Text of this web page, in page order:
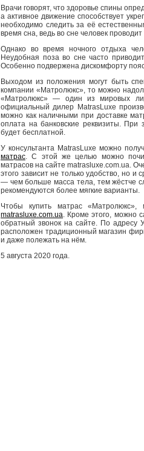
Врачи говорят, что здоровье спины
а активное движение способствует
необходимо следить за её
время сна, ведь во сне человек
Однако во время ночного отдыха
Неудобная поза во сне часто
Особенно подвержена дискомфорту
Выходом из положения могут быть
компании «Матролюкс», то можно
«Матролюкс» — один из мировых
официальный дилер MatrasLuxe
можно как наличными при доставке
оплата на банковские реквизиты. При
будет бесплатной.
У консультанта MatrasLuxe можно
матрас. С этой же целью можно
матрасов на сайте matrasluxe.com.ua.
этого зависит не только удобство, но и
— чем больше масса тела, тем жёстче
рекомендуются более мягкие варианты.
Чтобы купить матрас
matrasluxe.com.ua. Кроме этого, можно
обратный звонок на сайте. По адресу
расположен традиционный магазин
и даже полежать на нём.
5 августа 2020 года.